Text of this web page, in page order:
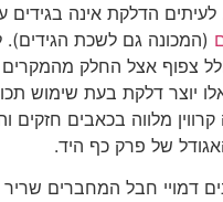
לעיתים הדלקת אינה
(המכונה גם לשכת הגידים).
צפוף אצל החלק מהמקרים
יוצר דלקת בעת שימוש
מלווה בכאבים חזקים
של פרק כף היד.
דמויי חבל המחברים